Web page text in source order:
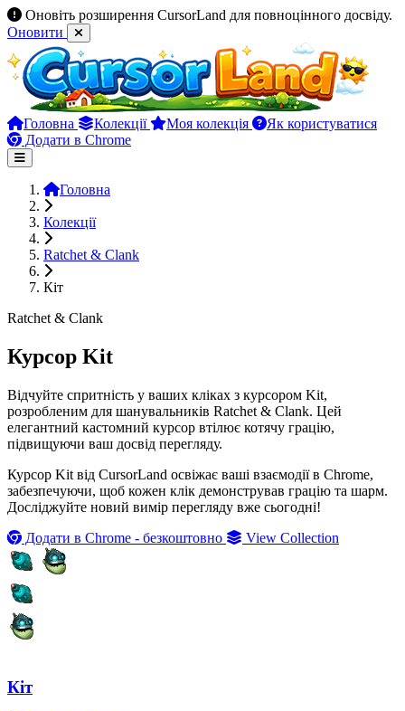
Оновіть розширення CursorLand для повноцінного досвіду.
Оновити
Головна Колекції Моя колекція
Як користуватися
Додати в Chrome
Головна
Колекції
Ratchet & Clank
Кіт
Ratchet & Clank
Курсор Kit
Відчуйте спритність у ваших кліках з курсором Kit,
розробленим для шанувальників Ratchet & Clank. Цей
елегантний кастомний курсор втілює котячу грацію,
підвищуючи ваш досвід перегляду.
Курсор Kit від CursorLand освіжає ваші взаємодії в Chrome,
забезпечуючи, щоб кожен клік демонстрував грацію та шарм.
Досліджуйте новий вимір перегляду вже сьогодні!
Додати в Chrome - безкоштовно
View Collection
Кіт